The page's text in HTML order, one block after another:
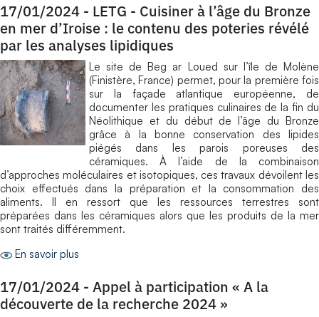
17/01/2024 - LETG - Cuisiner à l’âge du Bronze
en mer d’Iroise : le contenu des poteries révélé
par les analyses lipidiques
Le site de Beg ar Loued sur l’île de Molène
(Finistère, France) permet, pour la première fois
sur la façade atlantique européenne, de
documenter les pratiques culinaires de la fin du
Néolithique et du début de l’âge du Bronze
grâce à la bonne conservation des lipides
piégés dans les parois poreuses des
céramiques. À l’aide de la combinaison
d’approches moléculaires et isotopiques, ces travaux dévoilent les
choix effectués dans la préparation et la consommation des
aliments. Il en ressort que les ressources terrestres sont
préparées dans les céramiques alors que les produits de la mer
sont traités différemment.
En savoir plus
17/01/2024 - Appel à participation « A la
découverte de la recherche 2024 »